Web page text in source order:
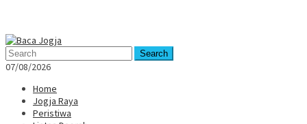
Mobile
Menu
Search
07/08/2026
Home
Jogja Raya
Peristiwa